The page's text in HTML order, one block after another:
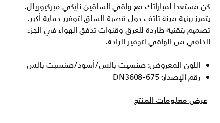
كن مستعدا لمباراتك مع واقي الساقين نايكي ميركيوريال.
يتميز ببنية مرنة تلتف حول قصبة الساق لتوفير حماية أكبر.
تصميم بتقنية طاردة للعرق وقنوات تدفق الهواء في الجزء
الخلفي من الواقي لتوفير الراحة.
اللون المعروض: صنسيت بالس/أسود/صنسيت بالس
رقم الإصدار: DN3608-675
عرض معلومات المنتج